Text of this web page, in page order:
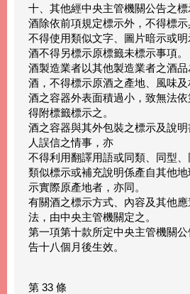
十、其他經中央主管機關公告之標
酒除依前項規定標示外，不得標
不得使用類似文字、圖片暗示或
酒不得另標示原標籤未標示事項。
酒製造業者以其他製造業者之酒
酒，不得標示原酒之產地、風味及
酒之容器外表面積過小，致無法依
得附標籤標示之。
酒之容器與其外包裝之標示及說
人誤信之情事，亦
不得利用翻譯用語或同類、同型
類似標示或補充說明係產自其他
示實際原產地者，亦同。
有關酒之標示方式、內容及其他
法，由中央主管機關定之。
第一項第十款所定中央主管機關
告十八個月後生效。
第 33 條